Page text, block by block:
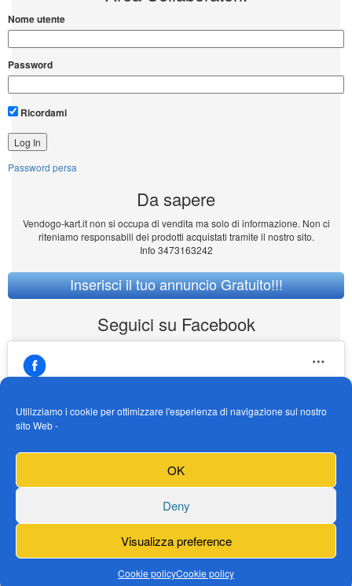
Utilizziamo i cookie per ottimizzare l'esperienza di navigazione sul nostro
sito Web -
OK
Deny
Visualizza preference
Cookie policyCookie policy
Nome utente
Password
Ricordami
Password persa
Da sapere
Vendogo-kart.it non si occupa di vendita ma solo di informazione. Non ci
riteniamo responsabili dei prodotti acquistati tramite il nostro sito.
Info 3473163242
Inserisci il tuo annuncio Gratuito!!!
Seguici su Facebook
https://www.facebook.com/Vendogokartit/
Fai clic per accettare i cookie marketing e
abilitare questo contenuto